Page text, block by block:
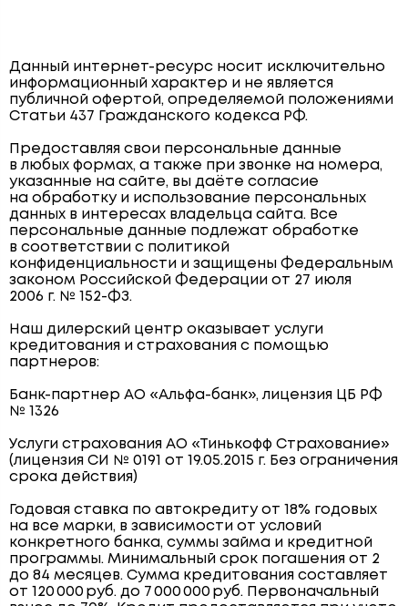
Данный интернет-ресурс носит исключительно
информационный характер и не является
публичной офертой, определяемой положениями
Статьи 437 Гражданского кодекса РФ.
Предоставляя свои персональные данные
в любых формах, а также при звонке на номера,
указанные на сайте, вы даёте согласие
на обработку и использование персональных
данных в интересах владельца сайта. Все
персональные данные подлежат обработке
в соответствии с политикой
конфиденциальности и защищены Федеральным
законом Российской Федерации от 27 июля
2006 г. № 152-ФЗ.
Наш дилерский центр оказывает услуги
кредитования и страхования с помощью
партнеров:
Банк-партнер АО «Альфа-банк», лицензия ЦБ РФ
№ 1326
Услуги страхования АО «Тинькофф Страхование»
(лицензия СИ № 0191 от 19.05.2015 г. Без ограничения
срока действия)
Годовая ставка по автокредиту от 18% годовых
на все марки, в зависимости от условий
конкретного банка, суммы займа и кредитной
программы. Минимальный срок погашения от 2
до 84 месяцев. Сумма кредитования составляет
от 120 000 руб. до 7 000 000 руб. Первоначальный